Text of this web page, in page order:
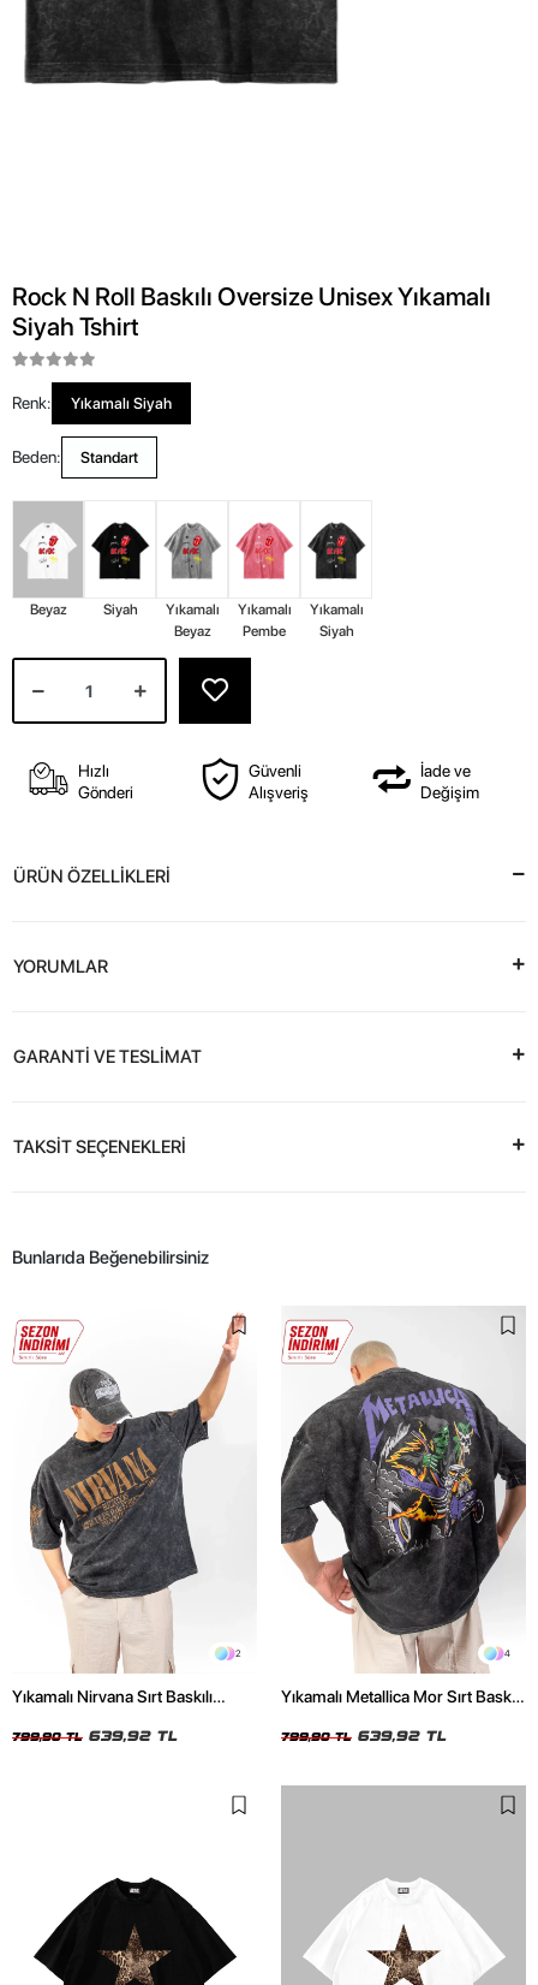
Rock N Roll Baskılı Oversize Unisex Yıkamalı
Siyah Tshirt
Renk: Yıkamalı Siyah
Beden: Standart
Beyaz Siyah
Yıkamalı
Beyaz
Yıkamalı
Pembe
Yıkamalı
Siyah
Hızlı
Gönderi
Güvenli
Alışveriş
İade ve
Değişim
ÜRÜN ÖZELLİKLERİ
YORUMLAR
GARANTİ VE TESLİMAT
TAKSİT SEÇENEKLERİ
Bunlarıda Beğenebilirsiniz
2
Yıkamalı Nirvana Sırt Baskılı
799,90 TL 639,92 TL
4
Yıkamalı Metallica Mor Sırt Baskılı
799,90 TL 639,92 TL